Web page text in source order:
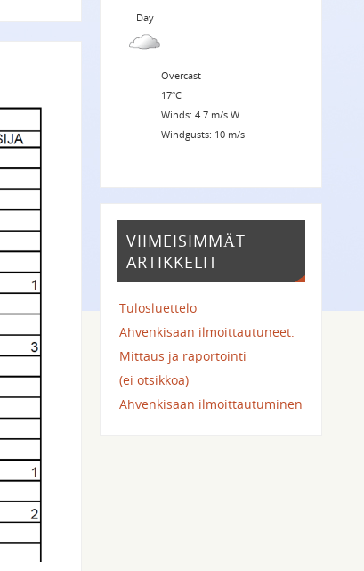
Day
Overcast
17°C
Winds: 4.7 m/s W
Windgusts: 10 m/s
VIIMEISIMMÄT
ARTIKKELIT
Tulosluettelo
Ahvenkisaan ilmoittautuneet.
Mittaus ja raportointi
(ei otsikkoa)
Ahvenkisaan ilmoittautuminen